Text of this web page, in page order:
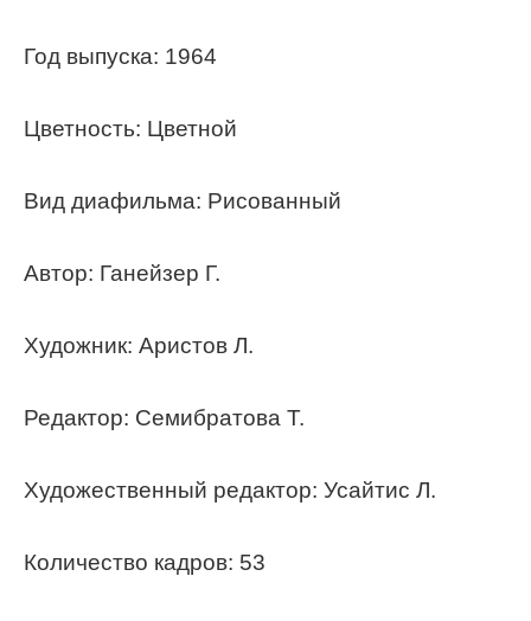
Год выпуска: 1964
Цветность: Цветной
Вид диафильма: Рисованный
Автор: Ганейзер Г.
Художник: Аристов Л.
Редактор: Семибратова Т.
Художественный редактор: Усайтис Л.
Количество кадров: 53